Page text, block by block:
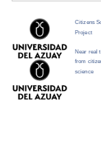
Citizens
Project
Near real
from
science